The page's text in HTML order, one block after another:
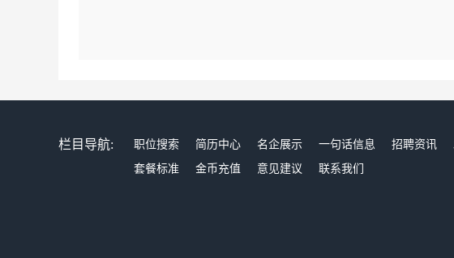
栏目导航: 职位搜索 简历中心 名企展示 一句话信息 招聘资讯
套餐标准
金币充值 意见建议 联系我们